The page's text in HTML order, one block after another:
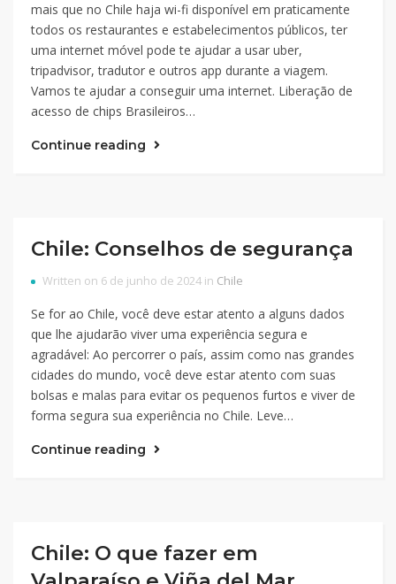
mais que no Chile haja wi-fi disponível em praticamente
todos os restaurantes e estabelecimentos públicos, ter
uma internet móvel pode te ajudar a usar uber,
tripadvisor, tradutor e outros app durante a viagem.
Vamos te ajudar a conseguir uma internet. Liberação de
acesso de chips Brasileiros…
Continue reading
Chile: Conselhos de segurança
Written on 6 de junho de 2024 in Chile
Se for ao Chile, você deve estar atento a alguns dados
que lhe ajudarão viver uma experiência segura e
agradável: Ao percorrer o país, assim como nas grandes
cidades do mundo, você deve estar atento com suas
bolsas e malas para evitar os pequenos furtos e viver de
forma segura sua experiência no Chile. Leve…
Continue reading
Chile: O que fazer em